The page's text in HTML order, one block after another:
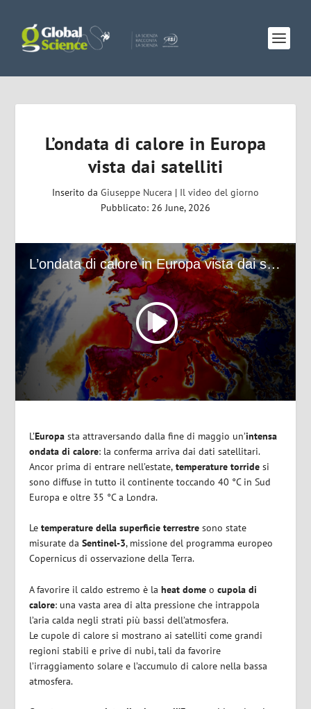
L’ondata di calore in Europa
vista dai satelliti
Inserito da Giuseppe Nucera | Il video del giorno
Pubblicato: 26 June, 2026
L’Europa sta attraversando dalla fine di maggio un’intensa
ondata di calore: la conferma arriva dai dati satellitari.
Ancor prima di entrare nell’estate, temperature torride si
sono diffuse in tutto il continente toccando 40 °C in Sud
Europa e oltre 35 °C a Londra.
Letemperature della superficie terrestre sono state
misurate daSentinel-3, missione del programma europeo
Copernicus di osservazione della Terra.
A favorire il caldo estremo è laheat dome ocupola di
calore: una vasta area di alta pressione che intrappola
l’aria calda negli strati più bassi dell’atmosfera.
Le cupole di calore si mostrano ai satelliti come grandi
regioni stabili e prive di nubi, tali da favorire
l’irraggiamento solare e l’accumulo di calore nella bassa
atmosfera.